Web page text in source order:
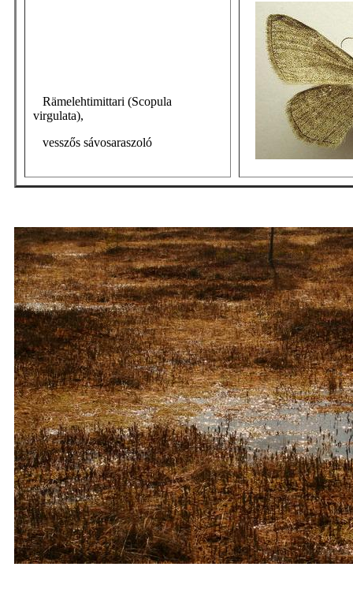
Rämelehtimittari (Scopula
virgulata),
vesszős sávosaraszoló